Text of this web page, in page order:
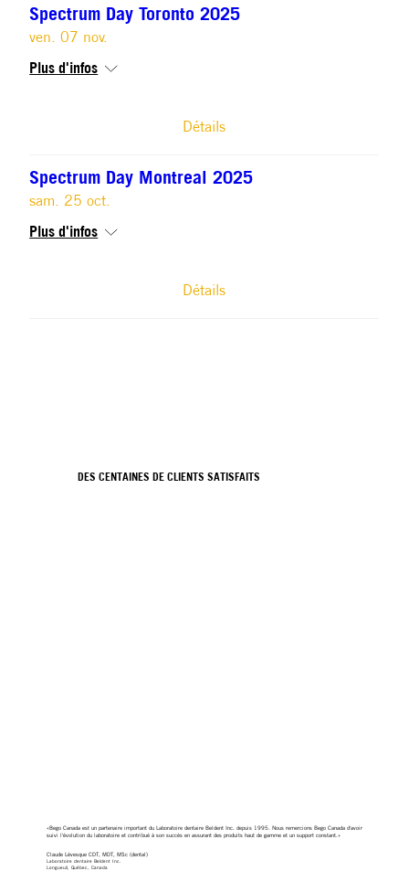
Spectrum Day Toronto 2025
ven. 07 nov.
Plus d'infos
Détails
Spectrum Day Montreal 2025
sam. 25 oct.
Plus d'infos
Détails
DES CENTAINES DE CLIENTS SATISFAITS
«Bego Canada est un partenaire important du Laboratoire dentaire Beldent Inc. depuis 1995. Nous remercions Bego Canada d'avoir
suivi l'évolution du laboratoire et contribué à son succès en assurant des produits haut de gamme et un support constant.»
Claude Lévesque CDT, MDT, MSc (dental)
Laboratoire dentaire Beldent Inc.
Longueuil, Québec, Canada